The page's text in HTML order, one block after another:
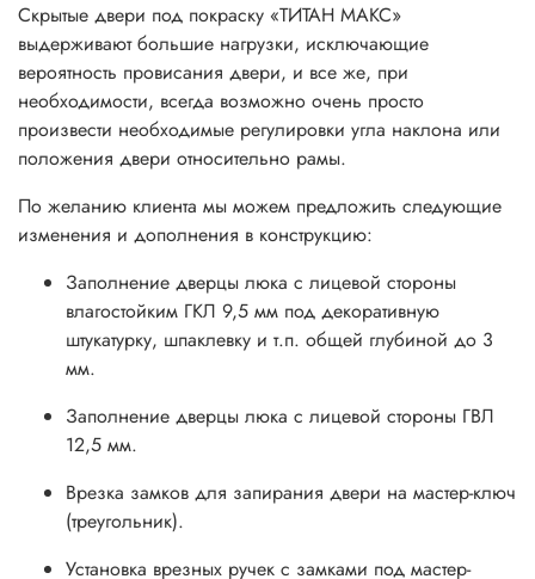
Скрытые двери под покраску «ТИТАН МАКС»
выдерживают большие нагрузки, исключающие
вероятность провисания двери, и все же, при
необходимости, всегда возможно очень просто
произвести необходимые регулировки угла наклона или
положения двери относительно рамы.
По желанию клиента мы можем предложить следующие
изменения и дополнения в конструкцию:
Заполнение дверцы люка с лицевой стороны
влагостойким ГКЛ 9,5 мм под декоративную
штукатурку, шпаклевку и т.п. общей глубиной до 3
мм.
Заполнение дверцы люка с лицевой стороны ГВЛ
12,5 мм.
Врезка замков для запирания двери на мастер-ключ
(треугольник).
Установка врезных ручек с замками под мастер-